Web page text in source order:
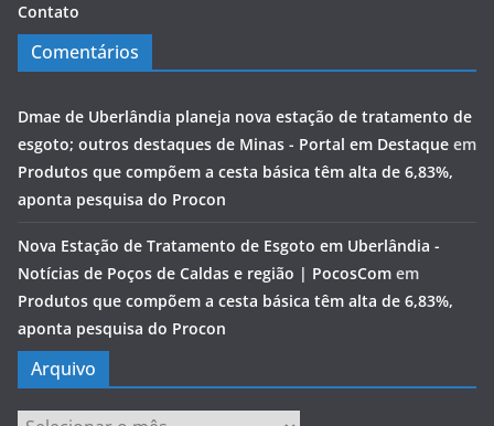
Contato
Comentários
Dmae de Uberlândia planeja nova estação de tratamento de
esgoto; outros destaques de Minas - Portal em Destaque em
Produtos que compõem a cesta básica têm alta de 6,83%,
aponta pesquisa do Procon
Nova Estação de Tratamento de Esgoto em Uberlândia -
Notícias de Poços de Caldas e região | PocosCom em
Produtos que compõem a cesta básica têm alta de 6,83%,
aponta pesquisa do Procon
Arquivo